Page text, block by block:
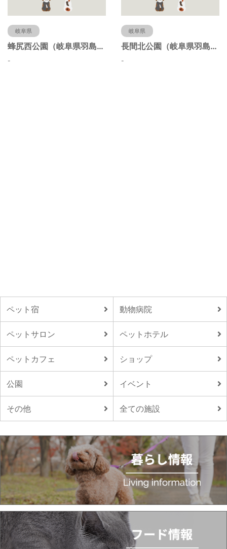
岐阜県
蜂尻西公園（岐阜県羽島市）
-
岐阜県
長間北公園（岐阜県羽島市）
-
ペット宿 動物病院
ペットサロン ペットホテル
ペットカフェ ショップ
公園 イベント
その他 全ての施設